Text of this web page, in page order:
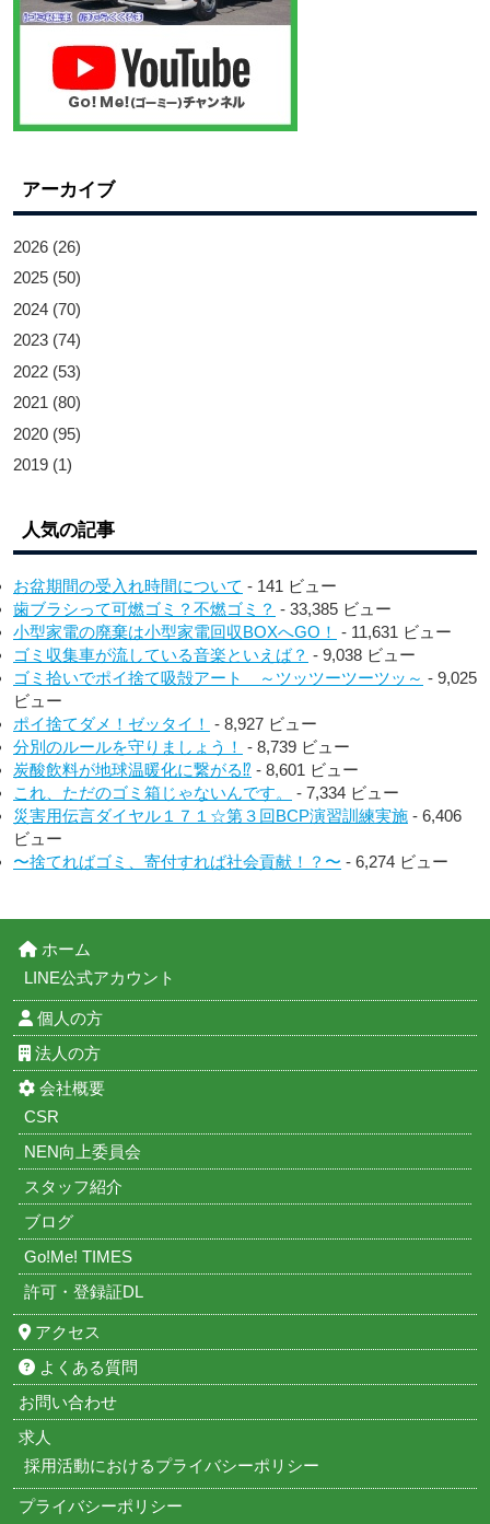
アーカイブ
2026 (26)
2025 (50)
2024 (70)
2023 (74)
2022 (53)
2021 (80)
2020 (95)
2019 (1)
人気の記事
お盆期間の受入れ時間について - 141 ビュー
歯ブラシって可燃ゴミ？不燃ゴミ？ - 33,385 ビュー
小型家電の廃棄は小型家電回収BOXへGO！ - 11,631 ビュー
ゴミ収集車が流している音楽といえば？ - 9,038 ビュー
ゴミ拾いでポイ捨て吸殻アート ～ツッツーツーツッ～ - 9,025
ビュー
ポイ捨てダメ！ゼッタイ！ - 8,927 ビュー
分別のルールを守りましょう！ - 8,739 ビュー
炭酸飲料が地球温暖化に繋がる⁉︎ - 8,601 ビュー
これ、ただのゴミ箱じゃないんです。
- 7,334 ビュー
災害用伝言ダイヤル１７１☆第３回BCP演習訓練実施 - 6,406
ビュー
〜捨てればゴミ、寄付すれば社会貢献！？〜 - 6,274 ビュー
ホーム
LINE公式アカウント
個人の方
法人の方
会社概要
CSR
NEN向上委員会
スタッフ紹介
ブログ
Go!Me! TIMES
許可・登録証DL
アクセス
よくある質問
お問い合わせ
求人
採用活動におけるプライバシーポリシー
プライバシーポリシー